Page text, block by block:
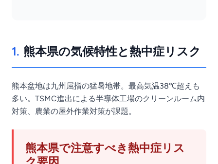
1. 熊本県の気候特性と熱中症リスク
熊本盆地は九州屈指の猛暑地帯。最高気温38℃超えも
多い。TSMC進出による半導体工場のクリーンルーム内
対策、農業の屋外作業対策が課題。
熊本県で注意すべき熱中症リス